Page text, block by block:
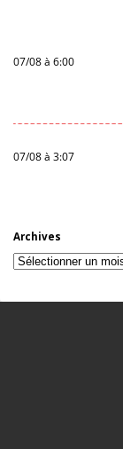
07/08 à 6:00
07/08 à 3:07
Archives
Archives